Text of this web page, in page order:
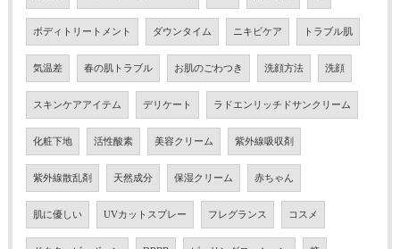
ボディトリートメント ダウンタイム ニキビケア トラブル肌
気温差 春の肌トラブル お肌のごわつき 洗顔方法 洗顔
スキンケアアイテム デリケート ラドエンリッチドサンクリーム
化粧下地 活性酸素 美容クリーム 紫外線吸収剤
紫外線散乱剤 天然成分 保湿クリーム 赤ちゃん
肌に優しい UVカットスプレー フレグランス コスメ